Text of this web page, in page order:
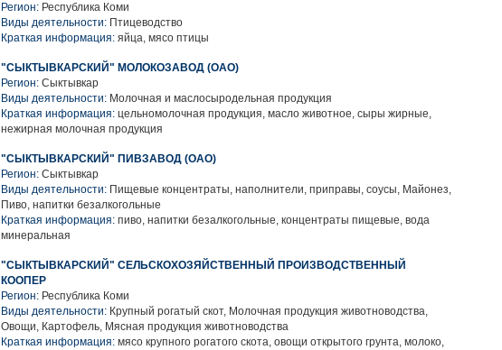
Регион: Республика Коми
Виды деятельности: Птицеводство
Краткая информация: яйца, мясо птицы
"СЫКТЫВКАРСКИЙ" МОЛОКОЗАВОД (ОАО)
Регион: Сыктывкар
Виды деятельности: Молочная и маслосыродельная продукция
Краткая информация: цельномолочная продукция, масло животное, сыры жирные,
нежирная молочная продукция
"СЫКТЫВКАРСКИЙ" ПИВЗАВОД (ОАО)
Регион: Сыктывкар
Виды деятельности: Пищевые концентраты, наполнители, приправы, соусы, Майонез,
Пиво, напитки безалкогольные
Краткая информация: пиво, напитки безалкогольные, концентраты пищевые, вода
минеральная
"СЫКТЫВКАРСКИЙ" СЕЛЬСКОХОЗЯЙСТВЕННЫЙ ПРОИЗВОДСТВЕННЫЙ
КООПЕР
Регион: Республика Коми
Виды деятельности: Крупный рогатый скот, Молочная продукция животноводства,
Овощи, Картофель, Мясная продукция животноводства
Краткая информация: мясо крупного рогатого скота, овощи открытого грунта, молоко,